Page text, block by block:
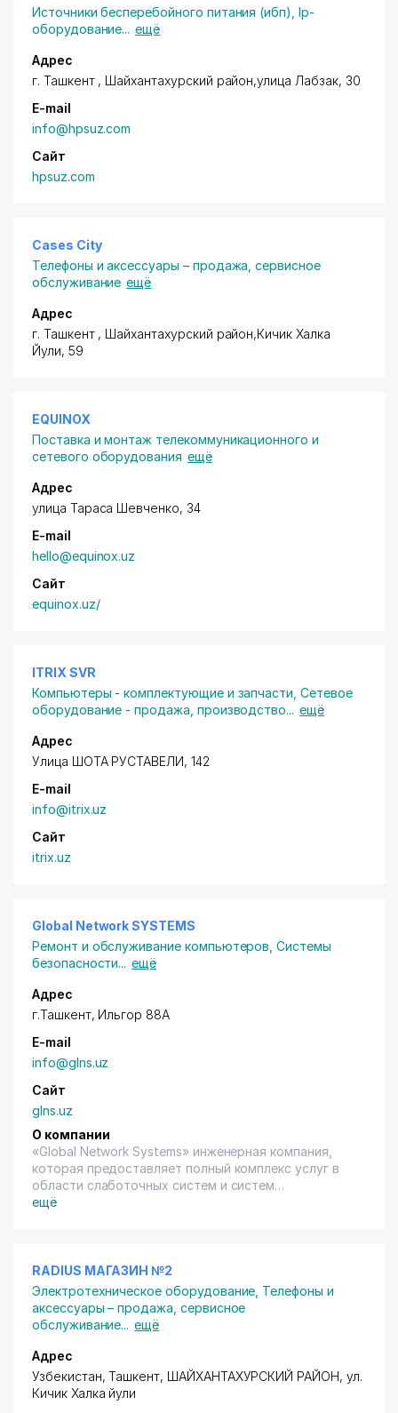
Источники бесперебойного питания (ибп) ,Ip-
оборудование... ещё
Адрес
г. Ташкент , Шайхантахурский район,улица Лабзак, 30
E-mail
info@hpsuz.com
Сайт
hpsuz.com
Cases City
Телефоны и аксессуары – продажа, сервисное
обслуживание ещё
Адрес
г. Ташкент , Шайхантахурский район,Кичик Халка
Йули, 59
EQUINOX
Поставка и монтаж телекоммуникационного и
сетевого оборудования ещё
Адрес
улица Тараса Шевченко, 34
E-mail
hello@equinox.uz
Сайт
equinox.uz/
ITRIX SVR
Компьютеры - комплектующие и запчасти ,Сетевое
оборудование - продажа, производство... ещё
Адрес
Улица ШОТА РУСТАВЕЛИ, 142
E-mail
info@itrix.uz
Сайт
itrix.uz
Global Network SYSTEMS
Ремонт и обслуживание компьютеров ,Системы
безопасности... ещё
Адрес
г.Ташкент, Ильгор 88А
E-mail
info@glns.uz
Сайт
glns.uz
О компании
«Global Network Systems» инженерная компания,
которая предоставляет полный комплекс услуг в
области слаботочных систем и систем
безопасности на территории Узбекистана. Миссия
систем видеонаблюдения, и прочих систем
безопасности. Мы стремимся увеличить важность
проектных работ, наша цель – внести
профессионализм в отрасль, обучая сотрудников
правильным подходам к проектированию, монтажу
и пуско-наладке систем.
ещё
RADIUS МАГАЗИН №2
Электротехническое оборудование Телефоны и
аксессуары – продажа, сервисное
обслуживание... ещё
Адрес
Узбекистан, Ташкент, ШАЙХАНТАХУРСКИЙ РАЙОН, ул.
Кичик Халка йули